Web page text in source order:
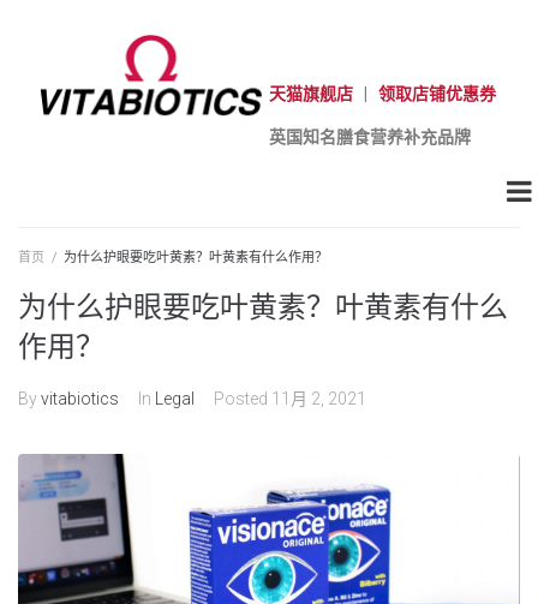
天猫旗舰店 领取店铺优惠券
英国知名膳食营养补充品牌
首页 / 为什么护眼要吃叶黄素？叶黄素有什么作用？
为什么护眼要吃叶黄素？叶黄素有什么
作用？
Byvitabiotics In Legal Posted 11月 2, 2021